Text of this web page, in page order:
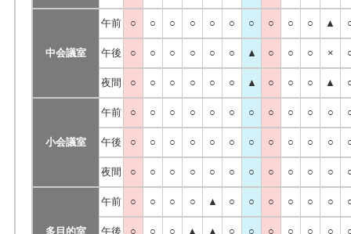
中会議室
午前 ○ ○ ○ ○ ○ ○ ○ ○ ○ ○ ▲
午後 ○ ○ ○ ○ ○ ○ ▲ ○ ○ ○ ×
夜間 ○ ○ ○ ○ ○ ○ ▲ ○ ○ ○ ▲
小会議室
午前 ○ ○ ○ ○ ○ ○ ○ ○ ○ ○ ○
午後 ○ ○ ○ ○ ○ ○ ○ ○ ○ ○ ○
夜間 ○ ○ ○ ○ ○ ○ ○ ○ ○ ○ ○
多目的室
午前 ○ ○ ○ ○ ▲ ○ ○ ○ ○ ○ ○
午後 ○ ○ ○ ▲ ▲ ○ ○ ○ ○ ○ ○